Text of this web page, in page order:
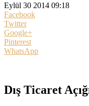
Eylül 30 2014 09:18
Facebook
Twitter
Google+
Pinterest
WhatsApp
Dış Ticaret